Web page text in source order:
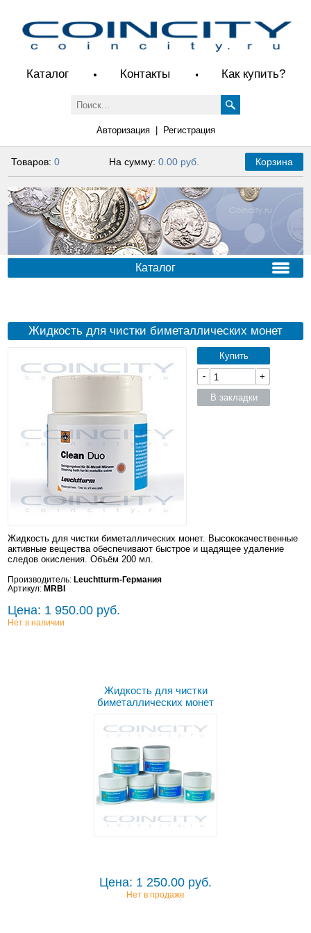
Каталог Контакты Как купить?
Авторизация| Регистрация
Товаров:0 На сумму: 0.00 руб. Корзина
Каталог
Жидкость для чистки биметаллических монет
Жидкость для чистки биметаллических монет. Высококачественные
активные вещества обеспечивают быстрое и щадящее удаление
следов окисления. Объём 200 мл.
Производитель: Leuchtturm-Германия
Артикул: MRBI
Цена: 1 950.00 руб.
Нет в наличии
Купить
-
+
В закладки
Жидкость для чистки
биметаллических монет
Цена: 1 250.00 руб.
Нет в продаже